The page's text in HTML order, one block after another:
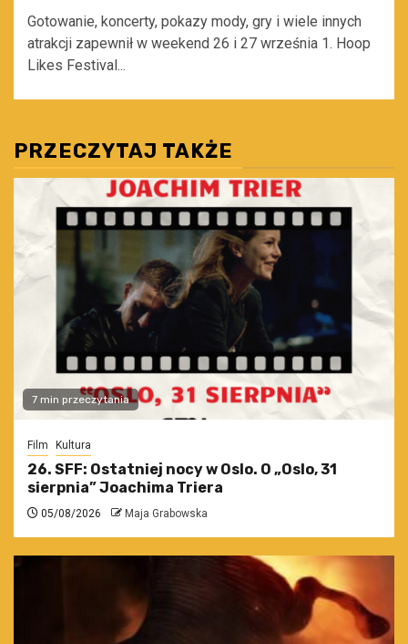
Gotowanie, koncerty, pokazy mody, gry i wiele innych
atrakcji zapewnił w weekend 26 i 27 września 1. Hoop
Likes Festival...
PRZECZYTAJ TAKŻE
7 min przeczytania
Film Kultura
26. SFF: Ostatniej nocy w Oslo. O „Oslo, 31
sierpnia” Joachima Triera
05/08/2026 Maja Grabowska